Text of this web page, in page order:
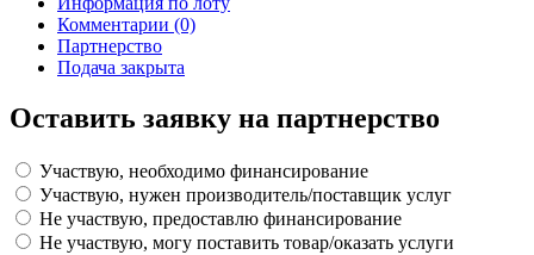
Комментарии (0)
Партнерство
Подача закрыта
Оставить заявку на партнерство
Участвую, необходимо финансирование
Участвую, нужен производитель/поставщик услуг
Не участвую, предоставлю финансирование
Не участвую, могу поставить товар/оказать услуги